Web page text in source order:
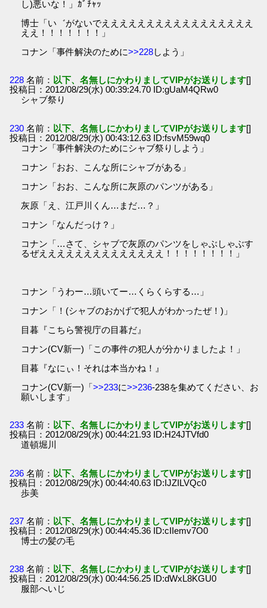
し)悪いな！」ｶﾞﾁｬｯ
博士「い゛がないでえええええええええええええええええ
ええ！！！！！！！」
コナン「事件解決のために>>228しよう」
228 名前： 以下、名無しにかわりましてVIPがお送りします[]
投稿日：2012/08/29(水) 00:39:24.70 ID:gUaM4QRw0
シャブ祭り
230 名前： 以下、名無しにかわりましてVIPがお送りします[]
投稿日：2012/08/29(水) 00:43:12.63 ID:fsvM59wq0
コナン「事件解決のためにシャブ祭りしよう」
コナン「おお、こんな所にシャブがある」
コナン「おお、こんな所に灰原のパンツがある」
灰原「え、江戸川くん…まだ…？」
コナン「なんだっけ？」
コナン「…さて、シャブで灰原のパンツをしゃぶしゃぶす
るぜええええええええええええええ！！！！！！！！」
コナン「うわー…頭いてー…くらくらする…」
コナン「！(シャブのおかげで犯人がわかったぜ！)」
目暮『こちら警視庁の目暮だ』
コナン(CV新一)「この事件の犯人が分かりましたよ！」
目暮『なにぃ！それは本当かね！』
コナン(CV新一)「>>233に>>236-238を集めてください、お
願いします」
233 名前： 以下、名無しにかわりましてVIPがお送りします[]
投稿日：2012/08/29(水) 00:44:21.93 ID:H24JTVfd0
道頓堀川
236 名前： 以下、名無しにかわりましてVIPがお送りします[]
投稿日：2012/08/29(水) 00:44:40.63 ID:IJZILVQc0
歩美
237 名前： 以下、名無しにかわりましてVIPがお送りします[]
投稿日：2012/08/29(水) 00:44:45.36 ID:cIIemv7O0
博士の髪の毛
238 名前： 以下、名無しにかわりましてVIPがお送りします[]
投稿日：2012/08/29(水) 00:44:56.25 ID:dWxL8KGU0
服部へいじ